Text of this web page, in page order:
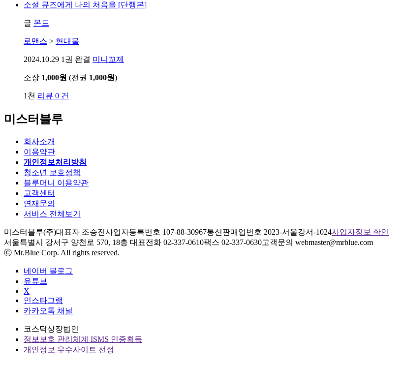
소설 뮤즈에게 나의 처음을 [단행본]
글 몬드
로맨스 > 현대물
2024.10.29 1권 완결 미니꼬제
소장 1,000원 (전권 1,000원)
1천 리뷰 0 건
미스터블루
회사소개
이용약관
개인정보처리방침
청소년 보호정책
블루머니 이용약관
고객센터
연재문의
서비스 전체보기
미스터블루(주)대표자 조승진사업자등록번호 107-88-30967통신판매업번호 2023-서울강서-1024사업자정보 확인
서울특별시 강서구 양천로 570, 18층 대표전화 02-337-0610팩스 02-337-0630고객문의 webmaster@mrblue.com
ⓒ Mr.Blue Corp. All rights reserved.
네이버 블로그
유튜브
X
인스타그램
카카오톡 채널
코스닥상장법인
정보보호 관리체계 ISMS 인증획득
개인정보 우수사이트 선정